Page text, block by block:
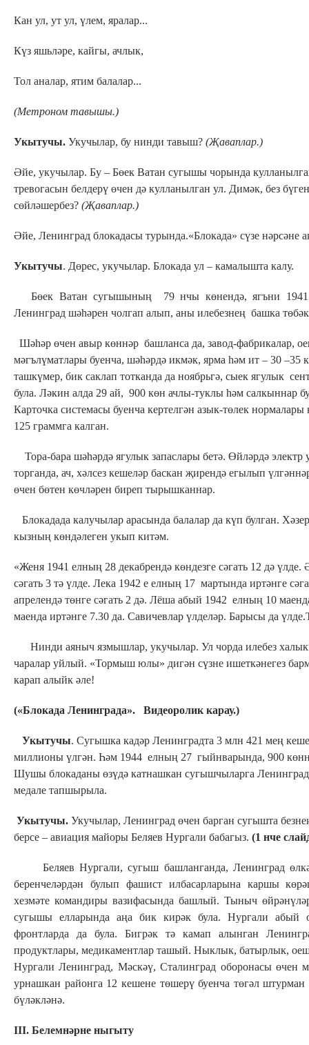
Кан ул, ут ул, үлем, яралар...
Күз яшьләре, кайгы, ачлык,
Тол аналар, ятим балалар...
(Метроном тавышы.)
Укытучы. Укучылар, бу нинди тавыш? (Җаваплар.)
Әйе, укучылар. Бу – Бөек Ватан сугышы чорында
тревогасын белдерү өчен дә кулланылган ул. Димәк, без
сөйләшербез? (Җаваплар.)
Әйе, Ленинград блокадасы турында.«Блокада» сүзе нәрсәне
Укытучы. Дөрес, укучылар. Блокада ул – камалышта калу.
Бөек Ватан сугышының 79 нчы көнендә, ягъни 1941
Ленинград шәһәрен чолгап алып, аны илебезнең башка
Шәһәр өчен авыр көннәр башланса да, завод-фабрикалар,
мәгълүматлары буенча, шәһәрдә икмәк, ярма һәм ит – 30 –35
ташкүмер, бик саклап тотканда да ноябрьгә, сыек ягулык
була. Ләкин алда 29 ай, 900 көн ачлы-туклы һәм салкыннар
Карточка системасы буенча кертелгән азык-төлек
125 граммга калган.
Тора-бара шәһәрдә ягулык запаслары бетә. Өйләрдә электр
торганда, ач, хәлсез кешеләр баскан җирендә егылып
өчен бөтен көчләрен биреп тырышканнар.
Блокадада калучылар арасында балалар да күп булган.
кызның көндәлеген укып китәм.
«Женя 1941 елның 28 декабрендә көндезге сәгать 12 дә
сәгать 3 тә үлде. Лека 1942 е елның 17 мартында иртәнге
апрелендә төнге сәгать 2 дә. Лёша абый 1942 елның 10
маенда иртәнге 7.30 да. Савичевлар үлделәр. Барысы да
Нинди аяныч язмышлар, укучылар. Ул чорда илебез
чаралар уйлый. «Тормыш юлы» дигән сүзне ишеткәнегез
карап алыйк әле!
(«Блокада Ленинграда». Видеоролик карау.)
Укытучы. Сугышка кадәр Ленинградта 3 млн 421 мең
миллионы үлгән. Һәм 1944 елның 27 гыйнварында, 900
Шушы блокаданы өзүдә катнашкан сугышчыларга
медале тапшырыла.
Укытучы. Укучылар, Ленинград өчен барган сугышта
берсе – авиация майоры Беляев Нургали бабагыз. (1 нче
Беляев Нургали, сугыш башланганда, Ленинград
беренчеләрдән булып фашист илбасарларына каршы
хезмәте командиры вазифасында башлый. Тыныч
сугышы елларында аңа бик кирәк була. Нургали абый
фронтларда да була. Бигрәк тә камап алынган
продуктлары, медикаментлар ташый. Ныклык, батырлык,
Нургали Ленинград, Мәскәү, Сталинград оборонасы өчен
урнашкан районга 12 кешене төшерү буенча төгәл
бүләкләнә.
III. Белемнәрне ныгыту